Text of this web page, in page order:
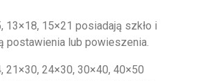
13×18, 15×21 posiadają szkło i
postawienia lub powieszenia.
21×30, 24×30, 30×40, 40×50